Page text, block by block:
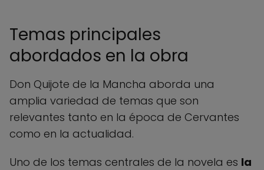
Temas principales
abordados en la obra
Don Quijote de la Mancha aborda una
amplia variedad de temas que son
relevantes tanto en la época de Cervantes
como en la actualidad.
Uno de los temas centrales de la novela es la